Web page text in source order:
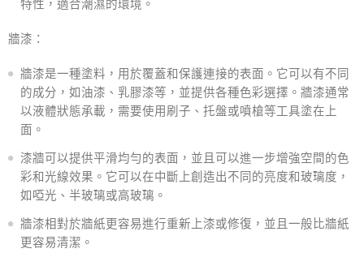
特性，適合潮濕的環境。
牆漆：
牆漆是一種塗料，用於覆蓋和保護連接的表面。它可以有不同
的成分，如油漆、乳膠漆等，並提供各種色彩選擇。牆漆通常
以液體狀態承載，需要使用刷子、托盤或噴槍等工具塗在上
面。
漆牆可以提供平滑均勻的表面，並且可以進一步增強空間的色
彩和光線效果。它可以在中斷上創造出不同的亮度和玻璃度，
如啞光、半玻璃或高玻璃。
牆漆相對於牆紙更容易進行重新上漆或修復，並且一般比牆紙
更容易清潔。